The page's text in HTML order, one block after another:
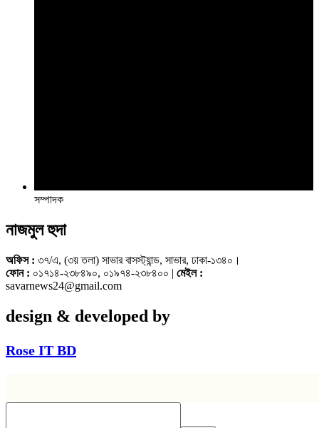
সম্পাদক
নাজমুল হুদা
অফিস : ৩৭/এ, (৩য় তলা) সাভার বাসস্ট্যান্ড, সাভার, ঢাকা-১৩৪০।
ফোন : ০১৭১৪-২৩৮৪৯০, ০১৯৭৪-২৩৮৪০০ | মেইল :
savarnews24@gmail.com
design & developed by
Rose IT BD